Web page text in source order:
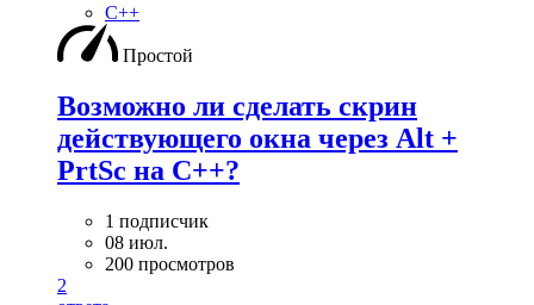
C++
Простой
Возможно ли сделать скрин
действующего окна через Alt +
PrtSc на С++?
1 подписчик
08 июл.
200 просмотров
2